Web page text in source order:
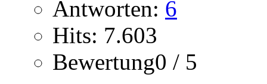
Antworten: 6
Hits: 7.603
Bewertung0 / 5